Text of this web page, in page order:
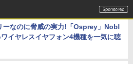
ーなのに脅威の実力!「Osprey」Nobl
イヤレスイヤフォン4機種を一気に聴